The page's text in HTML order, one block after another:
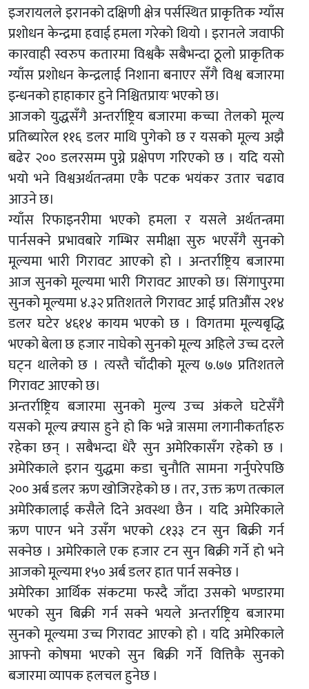
इजरायलले इरानको दक्षिणी क्षेत्र पर्सस्थित प्राकृतिक ग्याँस
प्रशोधन केन्द्रमा हवाई हमला गरेको थियो । इरानले जवाफी
कारवाही स्वरुप कतारमा विश्वकै सबैभन्दा ठूलो प्राकृतिक
ग्याँस प्रशोधन केन्द्रलाई निशाना बनाएर सँगै विश्व बजारमा
इन्धनको हाहाकार हुने निश्चितप्रायः भएको छ।
आजको युद्धसँगै अन्तर्राष्ट्रिय बजारमा कच्चा तेलको मूल्य
प्रतिब्यारेल ११६ डलर माथि पुगेको छ र यसको मूल्य अझै
बढेर २०० डलरसम्म पुग्ने प्रक्षेपण गरिएको छ । यदि यसो
भयो भने विश्वअर्थतन्त्रमा एकै पटक भयंकर उतार चढाव
आउने छ।
ग्याँस रिफाइनरीमा भएको हमला र यसले अर्थतन्त्रमा
पार्नसक्ने प्रभावबारे गम्भिर समीक्षा सुरु भएसँगै सुनको
मूल्यमा भारी गिरावट आएको हो । अन्तर्राष्ट्रिय बजारमा
आज सुनको मूल्यमा भारी गिरावट आएको छ। सिंगापुरमा
सुनको मूल्यमा ४.३२ प्रतिशतले गिरावट आई प्रतिऔंस २१४
डलर घटेर ४६१४ कायम भएको छ । विगतमा मूल्यबृद्धि
भएको बेला छ हजार नाघेको सुनको मूल्य अहिले उच्च दरले
घट्न थालेको छ । त्यस्तै चाँदीको मूल्य ७.७७ प्रतिशतले
गिरावट आएको छ।
अन्तर्राष्ट्रिय बजारमा सुनको मुल्य उच्च अंकले घटेसँगै
यसको मूल्य क्र्यास हुने हो कि भन्ने त्रासमा लगानीकर्ताहरु
रहेका छन् । सबैभन्दा धेरै सुन अमेरिकासँग रहेको छ ।
अमेरिकाले इरान युद्धमा कडा चुनौति सामना गर्नुपरेपछि
२०० अर्ब डलर ऋण खोजिरहेको छ । तर, उक्त ऋण तत्काल
अमेरिकालाई कसैले दिने अवस्था छैन । यदि अमेरिकाले
ऋण पाएन भने उसँग भएको ८१३३ टन सुन बिक्री गर्न
सक्नेछ । अमेरिकाले एक हजार टन सुन बिक्री गर्ने हो भने
आजको मूल्यमा १५० अर्ब डलर हात पार्न सक्नेछ ।
अमेरिका आर्थिक संकटमा फस्दै जाँदा उसको भण्डारमा
भएको सुन बिक्री गर्न सक्ने भयले अन्तर्राष्ट्रिय बजारमा
सुनको मूल्यमा उच्च गिरावट आएको हो । यदि अमेरिकाले
आफ्नो कोषमा भएको सुन बिक्री गर्ने वित्तिकै सुनको
बजारमा व्यापक हलचल हुनेछ ।